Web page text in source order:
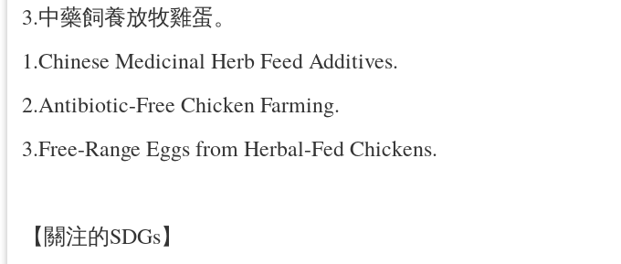
3.中藥飼養放牧雞蛋。
1.Chinese Medicinal Herb Feed Additives.
2.Antibiotic-Free Chicken Farming.
3.Free-Range Eggs from Herbal-Fed Chickens.
【關注的SDGs】